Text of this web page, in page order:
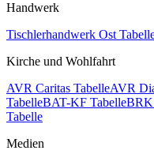
Handwerk
Tischlerhandwerk Ost
Kirche und Wohlfahrt
AVR Caritas TabelleAVR
TabelleBAT-KF TabelleBRK
Tabelle
Medien